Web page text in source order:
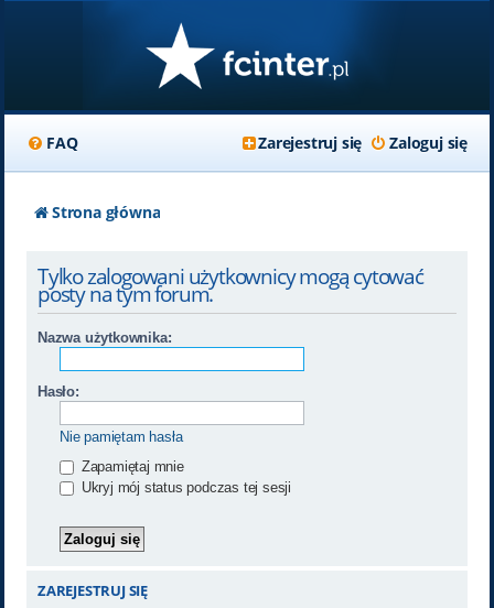
FAQ Zaloguj się
Zarejestruj się
Strona główna
Tylko zalogowani użytkownicy mogą cytować
posty na tym forum.
Nazwa użytkownika:
Hasło:
Nie pamiętam hasła
Zapamiętaj mnie
Ukryj mój status podczas tej sesji
ZAREJESTRUJ SIĘ